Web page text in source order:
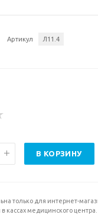
Артикул Л11.4
В КОРЗИНУ
только для интернет-
в кассах медицинского центра.